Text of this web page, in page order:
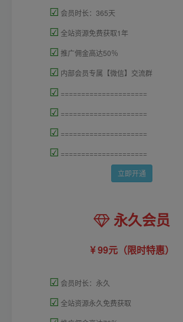
☑ 会员时长：365天
☑ 全站资源免费获取1年
☑ 推广佣金高达50％
☑ 内部会员专属【微信】交流群
☑ =====================
☑ =====================
☑ =====================
☑ =====================
立即开通
永久会员
99元（限时特惠）
☑ 会员时长：永久
☑ 全站资源永久免费获取